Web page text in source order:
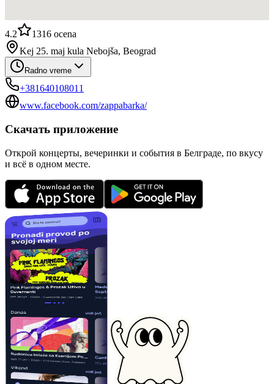
4.2 1316 ocena
Kej 25. maj kula Nebojša, Beograd
Radno vreme
+381640108011
www.facebook.com/zappabarka/
Скачать приложение
Открой концерты, вечеринки и события в Белграде, по вкусу
и всё в одном месте.